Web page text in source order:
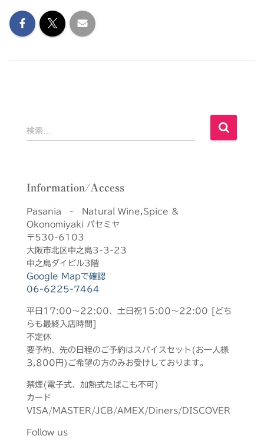
検
索
検索…
Information/Access
Pasania - Natural Wine,Spice &
Okonomiyaki パセミヤ
〒530-6103
大阪市北区中之島3-3-23
中之島ダイビル3階
Google Mapで確認
06-6225-7464
平日17:00～22:00、土日祝15:00～22:00 [どち
らも最終入店時間]
不定休
要予約、先の日程のご予約はスパイスセット(お一人様
3,800円)ご希望の方のみお受けしております。
禁煙(電子式、加熱式たばこも不可)
カード
VISA/MASTER/JCB/AMEX/Diners/DISCOVER
Follow us